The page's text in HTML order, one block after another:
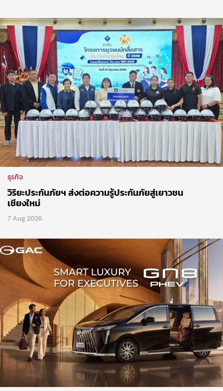
ธุรกิจ
วิริยะประกันภัยฯ ส่งต่อความรู้ประกันภัยสู่เยาวชน
เชียงใหม่
7 Aug 2026